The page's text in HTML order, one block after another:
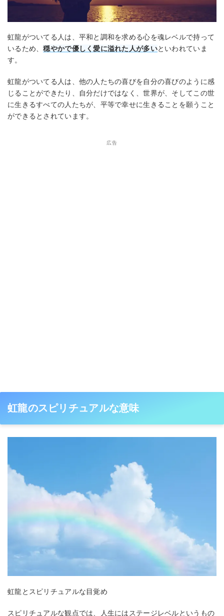
虹龍がついてる人は、平和と調和を求める心を魂レベルで持って
いるため、穏やかで優しく愛に溢れた人が多いといわれていま
す。
虹龍がついてる人は、他の人たちの喜びを自分の喜びのように感
じることができたり、自分だけではなく、世界が、そしてこの世
に生きるすべての人たちが、平等で幸せに生きることを願うこと
ができるとされています。
広告
虹龍のスピリチュアルな意味
虹龍とスピリチュアルな目覚め
スピリチュアルな観点では、人生にはステージレベルというもの